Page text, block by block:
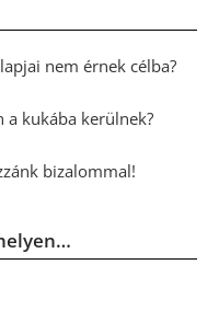
nem érnek célba?
a kukába kerülnek?
bizalommal!